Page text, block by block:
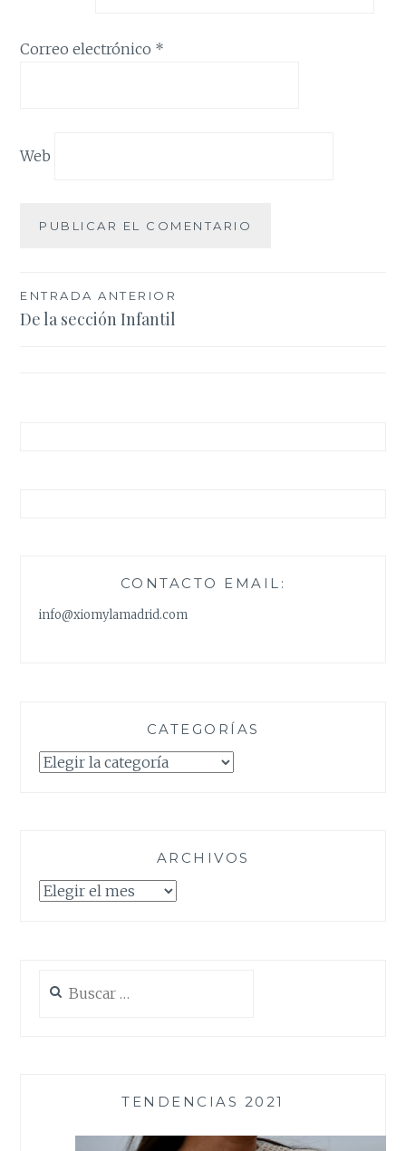
Correo electrónico *
Web
Navegación
de
ENTRADA ANTERIOR
De la sección Infantil
CONTACTO EMAIL:
info@xiomylamadrid.com
CATEGORÍAS
Categorías
ARCHIVOS
Archivos
TENDENCIAS 2021